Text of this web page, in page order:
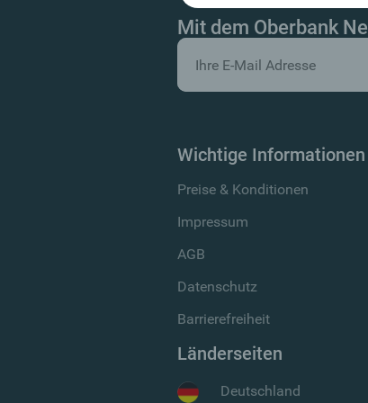
Mit dem Oberbank
Wichtige Informationen
Preise & Konditionen
Impressum
AGB
Datenschutz
Barrierefreiheit
Länderseiten
Deutschland